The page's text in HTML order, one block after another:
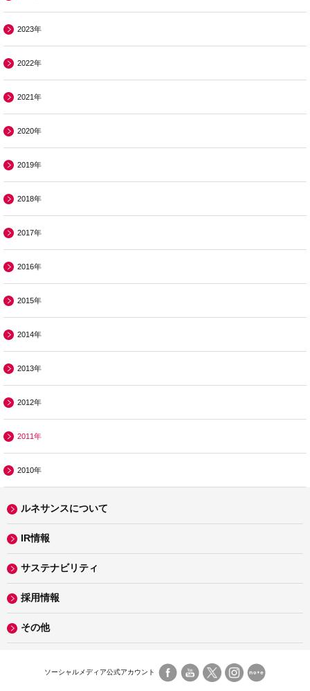
2023年
2022年
2021年
2020年
2019年
2018年
2017年
2016年
2015年
2014年
2013年
2012年
2011年
2010年
ルネサンスについて
IR情報
サステナビリティ
採用情報
その他
ソーシャルメディア公式アカウント